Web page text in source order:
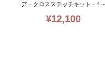
ア・クロスステッチキット・ラ
イン入16CT・38×28・LUCA-S
社糸・全面刺し
¥12,100